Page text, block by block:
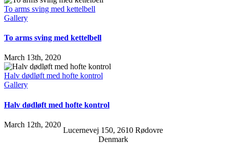
To arms sving med kettelbell
Gallery
To arms sving med kettelbell
March 13th, 2020
Halv dødløft med hofte kontrol
Gallery
Halv dødløft med hofte kontrol
March 12th, 2020
Lucernevej 150, 2610 Rødovre
Denmark